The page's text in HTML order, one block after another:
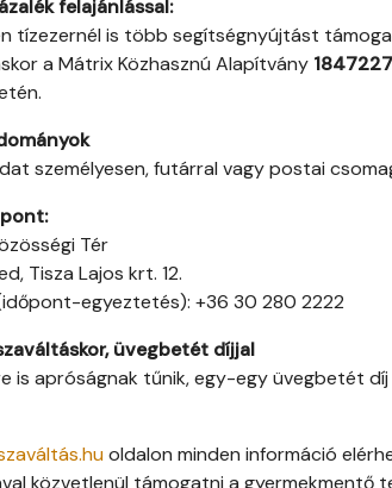
felajánlással:
tízezernél is több segítségnyújtást
a Mátrix Közhasznú Alapítvány
személyesen, futárral vagy postai
Tér
Tisza Lajos krt. 12.
egyeztetés): +36 30 280 2222
üvegbetét díjjal
is apróságnak tűnik, egy-egy üvegbetét
oldalon minden információ
közvetlenül támogatni a gyermekmentő